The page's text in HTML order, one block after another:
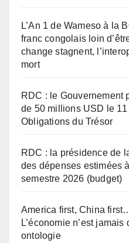
L’An 1 de Wameso à la
franc congolais loin
change stagnent,
mort
RDC : le Gouvernement
de 50 millions USD le
Obligations du Trésor
RDC : la présidence de
des dépenses estimées
semestre 2026 (budget)
America first, China
L’économie n’est jamais
ontologie